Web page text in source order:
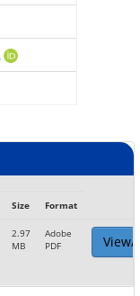
Size Format
2.97
MB
Adobe
PDF
View/